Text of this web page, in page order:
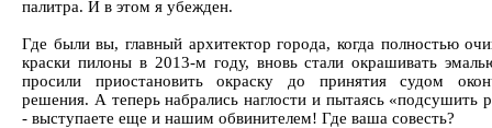
палитра. И в этом я убежден.
Где были вы, главный архитектор города, когда полностью
краски пилоны в 2013-м году, вновь стали окрашивать
просили приостановить окраску до принятия судом
решения. А теперь набрались наглости и пытаясь «подсушить
- выступаете еще и нашим обвинителем! Где ваша совесть?